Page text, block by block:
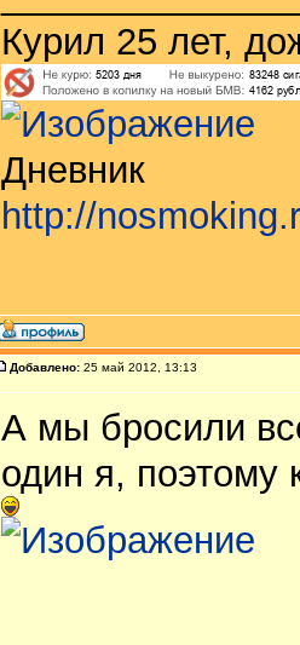
Курил 25 лет,
Дневник
http://
Добавлено: 25 май 2012, 13:13
А мы бросили
один я, поэтому